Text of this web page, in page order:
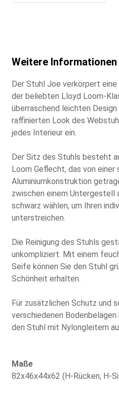
Weitere Informationen
Der Stuhl Joe verkörpert
der beliebten Lloyd Loom-
überraschend leichten
raffinierten Look des
jedes Interieur ein.
Der Sitz des Stuhls besteht
Loom Geflecht, das von einer
Aluminiumkonstruktion
zwischen einem Untergestell
schwarz wählen, um Ihren
unterstreichen.
Die Reinigung des Stuhls
unkompliziert. Mit einem
Seife können Sie den Stuhl
Schönheit erhalten.
Für zusätzlichen Schutz und
verschiedenen
den Stuhl mit Nylongleitern
Maße
82x46x44x62 (H-Rücken, H-